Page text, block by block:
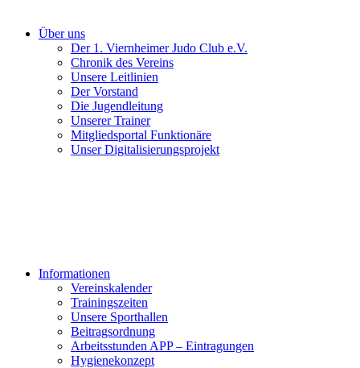
Über uns
Der 1. Viernheimer Judo Club e.V.
Chronik des Vereins
Unsere Leitlinien
Der Vorstand
Die Jugendleitung
Unserer Trainer
Mitgliedsportal Funktionäre
Unser Digitalisierungsprojekt
Informationen
Vereinskalender
Trainingszeiten
Unsere Sporthallen
Beitragsordnung
Arbeitsstunden APP – Eintragungen
Hygienekonzept